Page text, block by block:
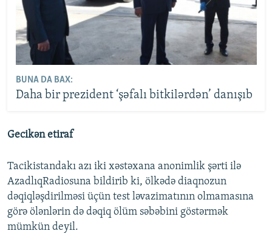
BUNA DA BAX:
Daha bir prezident ‘şəfalı bitkilərdən’ danışıb
Gecikən etiraf
Tacikistandakı azı iki xəstəxana anonimlik şərti ilə
AzadlıqRadiosuna bildirib ki, ölkədə diaqnozun
dəqiqləşdirilməsi üçün test ləvazimatının olmamasına
görə ölənlərin də dəqiq ölüm səbəbini göstərmək
mümkün deyil.